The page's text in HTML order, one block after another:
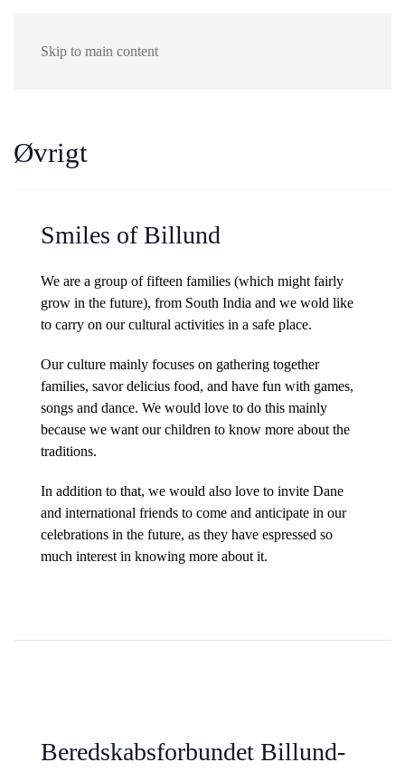
Skip to main content
Øvrigt
Smiles of Billund
We are a group of fifteen families (which might fairly
grow in the future), from South India and we wold like
to carry on our cultural activities in a safe place.
Our culture mainly focuses on gathering together
families, savor delicius food, and have fun with games,
songs and dance. We would love to do this mainly
because we want our children to know more about the
traditions.
In addition to that, we would also love to invite Dane
and international friends to come and anticipate in our
celebrations in the future, as they have espressed so
much interest in knowing more about it.
Beredskabsforbundet Billund-